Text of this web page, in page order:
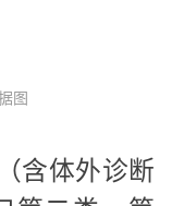
图
含体外诊断